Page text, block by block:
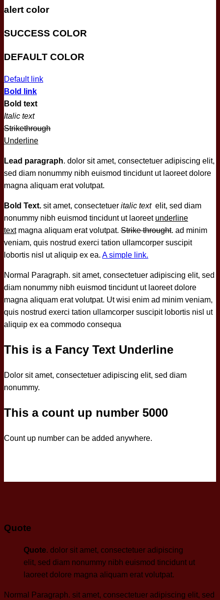
alert color
SUCCESS COLOR
DEFAULT COLOR
Default link
Bold link
Bold text
Italic text
Strikethrough
Underline
Lead paragraph. dolor sit amet, consectetuer adipiscing elit,
sed diam nonummy nibh euismod tincidunt ut laoreet dolore
magna aliquam erat volutpat.
Bold Text. sit amet, consectetuer italic text elit, sed diam
nonummy nibh euismod tincidunt ut laoreet underline
textmagna aliquam erat volutpat. Strike throught. ad minim
veniam, quis nostrud exerci tation ullamcorper suscipit
lobortis nisl ut aliquip ex ea. A simple link.
Normal Paragraph. sit amet, consectetuer adipiscing elit, sed
diam nonummy nibh euismod tincidunt ut laoreet dolore
magna aliquam erat volutpat. Ut wisi enim ad minim veniam,
quis nostrud exerci tation ullamcorper suscipit lobortis nisl ut
aliquip ex ea commodo consequa
This is aFancy Text Underline
Dolor sit amet, consectetuer adipiscing elit, sed diam
nonummy.
This a count up number 5000
Count up number can be added anywhere.
Quote
Quote. dolor sit amet, consectetuer adipiscing
elit, sed diam nonummy nibh euismod tincidunt ut
laoreet dolore magna aliquam erat volutpat.
Normal Paragraph. sit amet, consectetuer adipiscing elit, sed